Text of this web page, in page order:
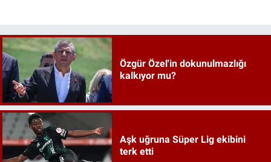
Özgür Özel'in dokunulmazlığı
kalkıyor mu?
Aşk uğruna Süper Lig ekibini
terk etti